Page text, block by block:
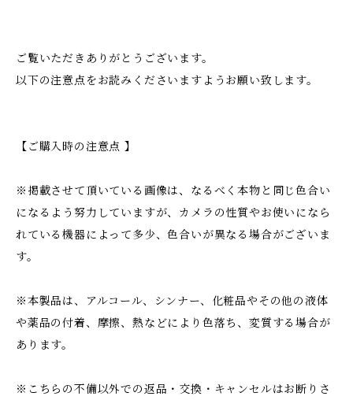
ご覧いただきありがとうございます。
以下の注意点をお読みくださいますようお願い致します。
【ご購入時の注意点 】
※掲載させて頂いている画像は、なるべく本物と同じ色合い
になるよう努力していますが、カメラの性質やお使いになら
れている機器によって多少、色合いが異なる場合がございま
す。
※本製品は、アルコール、シンナー、化粧品やその他の液体
や薬品の付着、摩擦、熱などにより色落ち、変質する場合が
あります。
※こちらの不備以外での返品・交換・キャンセルはお断りさ